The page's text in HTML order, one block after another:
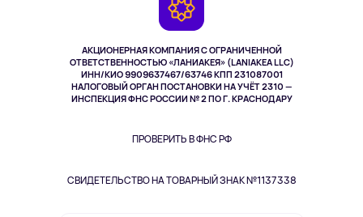
АКЦИОНЕРНАЯ КОМПАНИЯ С ОГРАНИЧЕННОЙ
ОТВЕТСТВЕННОСТЬЮ «ЛАНИАКЕЯ» (LANIAKEA LLC)
ИНН/КИО 9909637467/63746 КПП 231087001
НАЛОГОВЫЙ ОРГАН ПОСТАНОВКИ НА УЧЁТ 2310 —
ИНСПЕКЦИЯ ФНС РОССИИ № 2 ПО Г. КРАСНОДАРУ
ПРОВЕРИТЬ В ФНС РФ
СВИДЕТЕЛЬСТВО НА ТОВАРНЫЙ ЗНАК №1137338
Здоровье питомцев
Одежда и аксессуары